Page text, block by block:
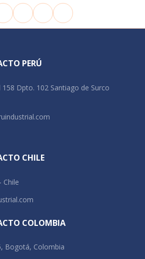
PERÚ
158 Dpto. 102 Santiago de Surco
CHILE
Chile
COLOMBIA
Bogotá, Colombia